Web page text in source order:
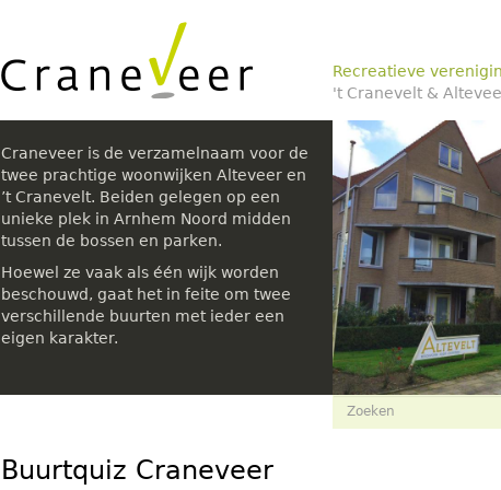
Recreatieve
't Cranevelt &
Craneveer is de verzamelnaam voor de
twee prachtige woonwijken Alteveer en
’t Cranevelt. Beiden gelegen op een
unieke plek in Arnhem Noord midden
tussen de bossen en parken.
Hoewel ze vaak als één wijk worden
beschouwd, gaat het in feite om twee
verschillende buurten met ieder een
eigen karakter.
Zoekveld
Buurtquiz Craneveer